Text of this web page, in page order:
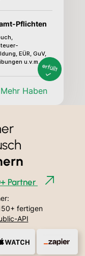
Pflichten
EÜR, GuV,
u.v.m.
Mehr Haben
Partner
fertigen
API